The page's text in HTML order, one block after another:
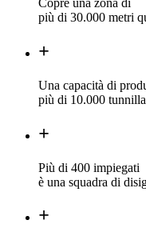
più di 30.000 metri
+
Una capacità di
più di 10.000
+
Più di 400 impiegati
è una squadra di
+